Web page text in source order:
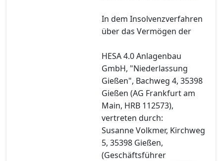
In dem Insolvenzverfahren
über das Vermögen der
HESA 4.0 Anlagenbau
GmbH, "Niederlassung
Gießen", Bachweg 4, 35398
Gießen (AG Frankfurt am
Main, HRB 112573),
vertreten durch:
Susanne Volkmer, Kirchweg
5, 35398 Gießen,
(Geschäftsführer